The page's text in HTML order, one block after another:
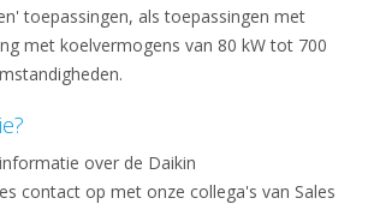
toepassingen, als toepassingen met
met koelvermogens van 80 kW tot 700
over de Daikin
contact op met onze collega's van Sales